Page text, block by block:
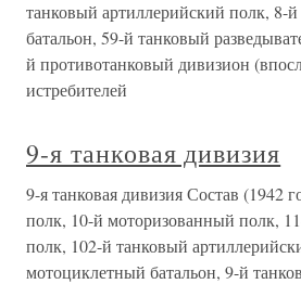
танковый артиллерийский полк, 8-
батальон, 59-й танковый
й противотанковый дивизион
истребителей
9-я танковая дивизия
9-я танковая дивизия Состав (1942
полк, 10-й моторизованный полк,
полк, 102-й танковый
мотоциклетный батальон, 9-й